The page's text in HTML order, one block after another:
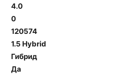
4.0
0
120574
1.5 Hybrid
Гибрид
Да